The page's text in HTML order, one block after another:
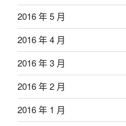
2016 年 5 月
2016 年 4 月
2016 年 3 月
2016 年 2 月
2016 年 1 月